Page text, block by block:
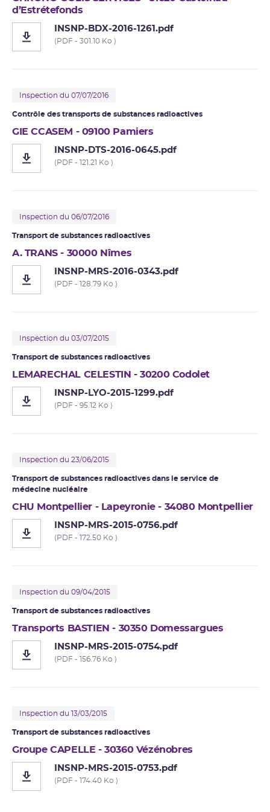
d’Estrétefonds
INSNP-BDX-2016-1261.pdf
(PDF - 301.10 Ko )
Inspection du 07/07/2016
Contrôle des transports de substances radioactives
GIE CCASEM - 09100 Pamiers
INSNP-DTS-2016-0645.pdf
(PDF - 121.21 Ko )
Inspection du 06/07/2016
Transport de substances radioactives
A. TRANS - 30000 Nîmes
INSNP-MRS-2016-0343.pdf
(PDF - 128.79 Ko )
Inspection du 03/07/2015
Transport de substances radioactives
LEMARECHAL CELESTIN - 30200 Codolet
INSNP-LYO-2015-1299.pdf
(PDF - 95.12 Ko )
Inspection du 23/06/2015
Transport de substances radioactives dans le service de
médecine nucléaire
CHU Montpellier - Lapeyronie - 34080 Montpellier
INSNP-MRS-2015-0756.pdf
(PDF - 172.50 Ko )
Inspection du 09/04/2015
Transport de substances radioactives
Transports BASTIEN - 30350 Domessargues
INSNP-MRS-2015-0754.pdf
(PDF - 156.76 Ko )
Inspection du 13/03/2015
Transport de substances radioactives
Groupe CAPELLE - 30360 Vézénobres
INSNP-MRS-2015-0753.pdf
(PDF - 174.40 Ko )